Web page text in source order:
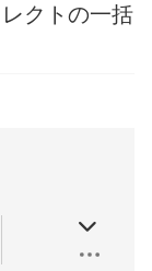
クトの一括